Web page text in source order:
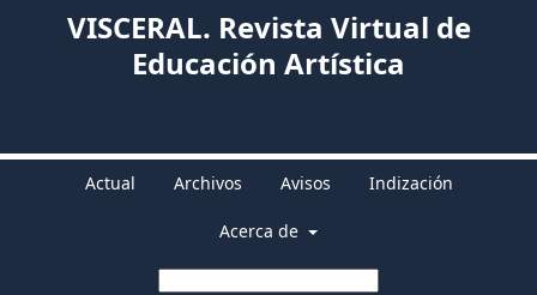
VISCERAL. Revista Virtual de
Educación Artística
Actual Archivos Avisos Indización
Acerca de